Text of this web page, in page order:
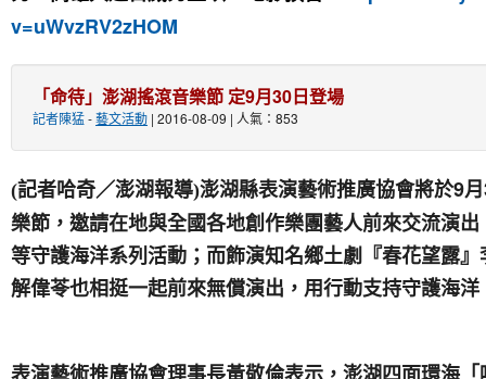
v=uWvzRV2zHOM
「命待」澎湖搖滾音樂節 定9月30日登場
記者陳猛-藝文活動 | 2016-08-09 | 人氣：853
(記者哈奇／澎湖報導)澎湖縣表演藝術推廣協會將於9
樂節，邀請在地與全國各地創作樂團藝人前來交流演
等守護海洋系列活動；而飾演知名鄉土劇『春花望露
解偉苓也相挺一起前來無償演出，用行動支持守護海洋
表演藝術推廣協會理事長黃敬倫表示，澎湖四面環海